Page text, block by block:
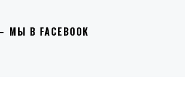
МЫ В FACEBOOK